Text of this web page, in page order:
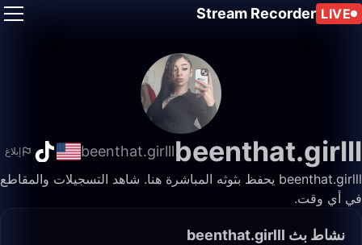
LIVE
Stream Recorder
beenthat.girlll
beenthat.girlll إبلاغ
beenthat.girlll يحفظ بثوثه المباشرة هنا. شاهد التسجيلات والمقاطع
في أي وقت.
نشاط بث beenthat.girlll